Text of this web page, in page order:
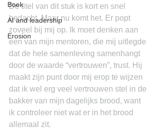
Boek
AI and leadership
Erosion
De titel van dit stuk is kort en snel
bedacht. Maar nu komt het. Er popt
zoveel bij mij op. Ik moet denken aan
een van mijn mentoren, die mij uitlegde
dat de hele samenleving samenhangt
door de waarde “vertrouwen”, trust. Hij
maakt zijn punt door mij erop te wijzen
dat ik wel erg veel vertrouwen stel in de
bakker van mijn dagelijks brood, want
ik controleer niet wat er in het brood
allemaal zit.